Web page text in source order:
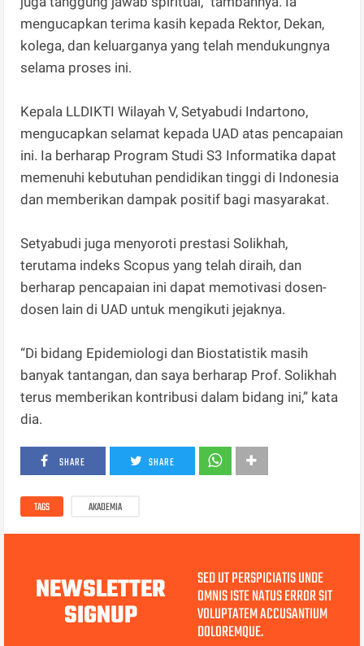
mengucapkan terima kasih kepada Rektor, Dekan,
kolega, dan keluarganya yang telah mendukungnya
selama proses ini.
Kepala LLDIKTI Wilayah V, Setyabudi Indartono,
mengucapkan selamat kepada UAD atas pencapaian
ini. Ia berharap Program Studi S3 Informatika dapat
memenuhi kebutuhan pendidikan tinggi di Indonesia
dan memberikan dampak positif bagi masyarakat.
Setyabudi juga menyoroti prestasi Solikhah,
terutama indeks Scopus yang telah diraih, dan
berharap pencapaian ini dapat memotivasi dosen-
dosen lain di UAD untuk mengikuti jejaknya.
“Di bidang Epidemiologi dan Biostatistik masih
banyak tantangan, dan saya berharap Prof. Solikhah
terus memberikan kontribusi dalam bidang ini,” kata
dia.
SHARE SHARE
TAGS AKADEMIA
NEWSLETTER
SIGNUP
SED UT PERSPICIATIS UNDE
OMNIS ISTE NATUS ERROR SIT
VOLUPTATEM ACCUSANTIUM
DOLOREMQUE.